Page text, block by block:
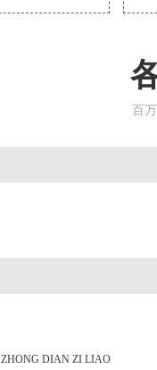
百
ZHONG DIAN ZI LIAO